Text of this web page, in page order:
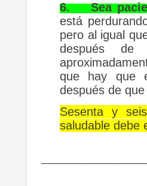
6.
Sea
está
pero al igual
después de
que hay que
después de
Sesenta y
saludable debe